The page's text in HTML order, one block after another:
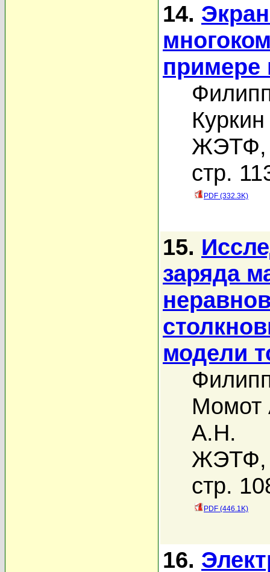
14.
примере
ЖЭТФ,
стр.
PDF (332.3K)
15.
заряда
модели
Момот
А.Н.
ЖЭТФ,
стр.
PDF (446.1K)
16.